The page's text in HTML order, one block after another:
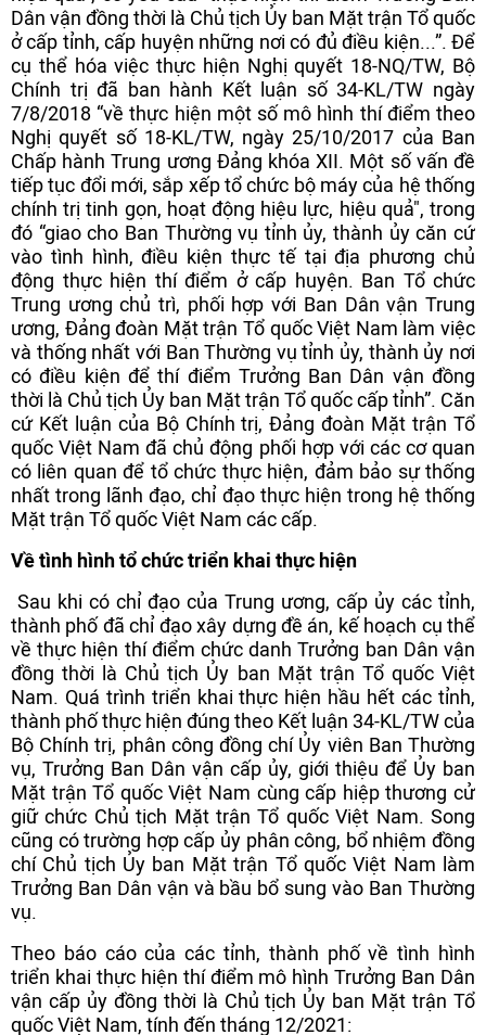
Dân vận đồng thời là Chủ tịch Ủy ban Mặt trận Tổ quốc
ở cấp tỉnh, cấp huyện những nơi có đủ điều kiện...”. Để
cụ thể hóa việc thực hiện Nghị quyết 18-NQ/TW, Bộ
Chính trị đã ban hành Kết luận số 34-KL/TW ngày
7/8/2018 “về thực hiện một số mô hình thí điểm theo
Nghị quyết số 18-KL/TW, ngày 25/10/2017 của Ban
Chấp hành Trung ương Đảng khóa XII. Một số vấn đề
tiếp tục đổi mới, sắp xếp tổ chức bộ máy của hệ thống
chính trị tinh gọn, hoạt động hiệu lực, hiệu quả", trong
đó “giao cho Ban Thường vụ tỉnh ủy, thành ủy căn cứ
vào tình hình, điều kiện thực tế tại địa phương chủ
động thực hiện thí điểm ở cấp huyện. Ban Tổ chức
Trung ương chủ trì, phối hợp với Ban Dân vận Trung
ương, Đảng đoàn Mặt trận Tổ quốc Việt Nam làm việc
và thống nhất với Ban Thường vụ tỉnh ủy, thành ủy nơi
có điều kiện để thí điểm Trưởng Ban Dân vận đồng
thời là Chủ tịch Ủy ban Mặt trận Tổ quốc cấp tỉnh”. Căn
cứ Kết luận của Bộ Chính trị, Đảng đoàn Mặt trận Tổ
quốc Việt Nam đã chủ động phối hợp với các cơ quan
có liên quan để tổ chức thực hiện, đảm bảo sự thống
nhất trong lãnh đạo, chỉ đạo thực hiện trong hệ thống
Mặt trận Tổ quốc Việt Nam các cấp.
Về tình hình tổ chức triển khai thực hiện
Sau khi có chỉ đạo của Trung ương, cấp ủy các tỉnh,
thành phố đã chỉ đạo xây dựng đề án, kế hoạch cụ thể
về thực hiện thí điểm chức danh Trưởng ban Dân vận
đồng thời là Chủ tịch Ủy ban Mặt trận Tổ quốc Việt
Nam. Quá trình triển khai thực hiện hầu hết các tỉnh,
thành phố thực hiện đúng theo Kết luận 34-KL/TW của
Bộ Chính trị, phân công đồng chí Ủy viên Ban Thường
vụ, Trưởng Ban Dân vận cấp ủy, giới thiệu để Ủy ban
Mặt trận Tổ quốc Việt Nam cùng cấp hiệp thương cử
giữ chức Chủ tịch Mặt trận Tổ quốc Việt Nam. Song
cũng có trường hợp cấp ủy phân công, bổ nhiệm đồng
chí Chủ tịch Ủy ban Mặt trận Tổ quốc Việt Nam làm
Trưởng Ban Dân vận và bầu bổ sung vào Ban Thường
vụ.
Theo báo cáo của các tỉnh, thành phố về tình hình
triển khai thực hiện thí điểm mô hình Trưởng Ban Dân
vận cấp ủy đồng thời là Chủ tịch Ủy ban Mặt trận Tổ
quốc Việt Nam, tính đến tháng 12/2021: